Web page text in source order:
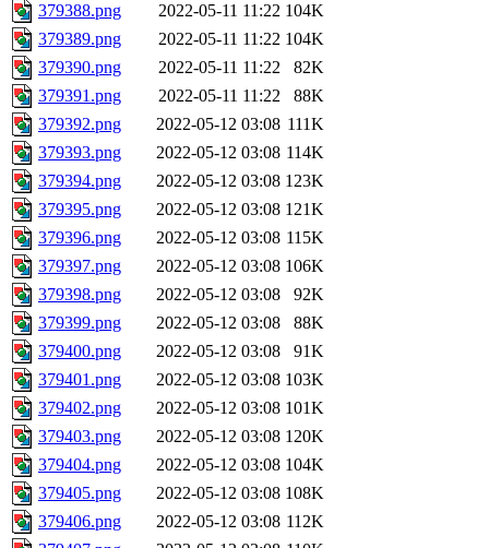
379388.png
2022-05-11 11:22 104K
379389.png
2022-05-11 11:22 104K
379390.png
2022-05-11 11:22
82K
379391.png
2022-05-11 11:22
88K
379392.png
2022-05-12 03:08 111K
379393.png
2022-05-12 03:08 114K
379394.png
2022-05-12 03:08 123K
379395.png
2022-05-12 03:08 121K
379396.png
2022-05-12 03:08 115K
379397.png
2022-05-12 03:08 106K
379398.png
2022-05-12 03:08
92K
379399.png
2022-05-12 03:08
88K
379400.png
2022-05-12 03:08
91K
379401.png
2022-05-12 03:08 103K
379402.png
2022-05-12 03:08 101K
379403.png
2022-05-12 03:08 120K
379404.png
2022-05-12 03:08 104K
379405.png
2022-05-12 03:08 108K
379406.png
2022-05-12 03:08 112K